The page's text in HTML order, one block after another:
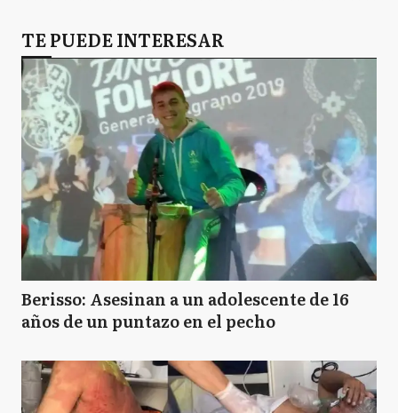
TE PUEDE INTERESAR
Berisso: Asesinan a un adolescente de 16
años de un puntazo en el pecho